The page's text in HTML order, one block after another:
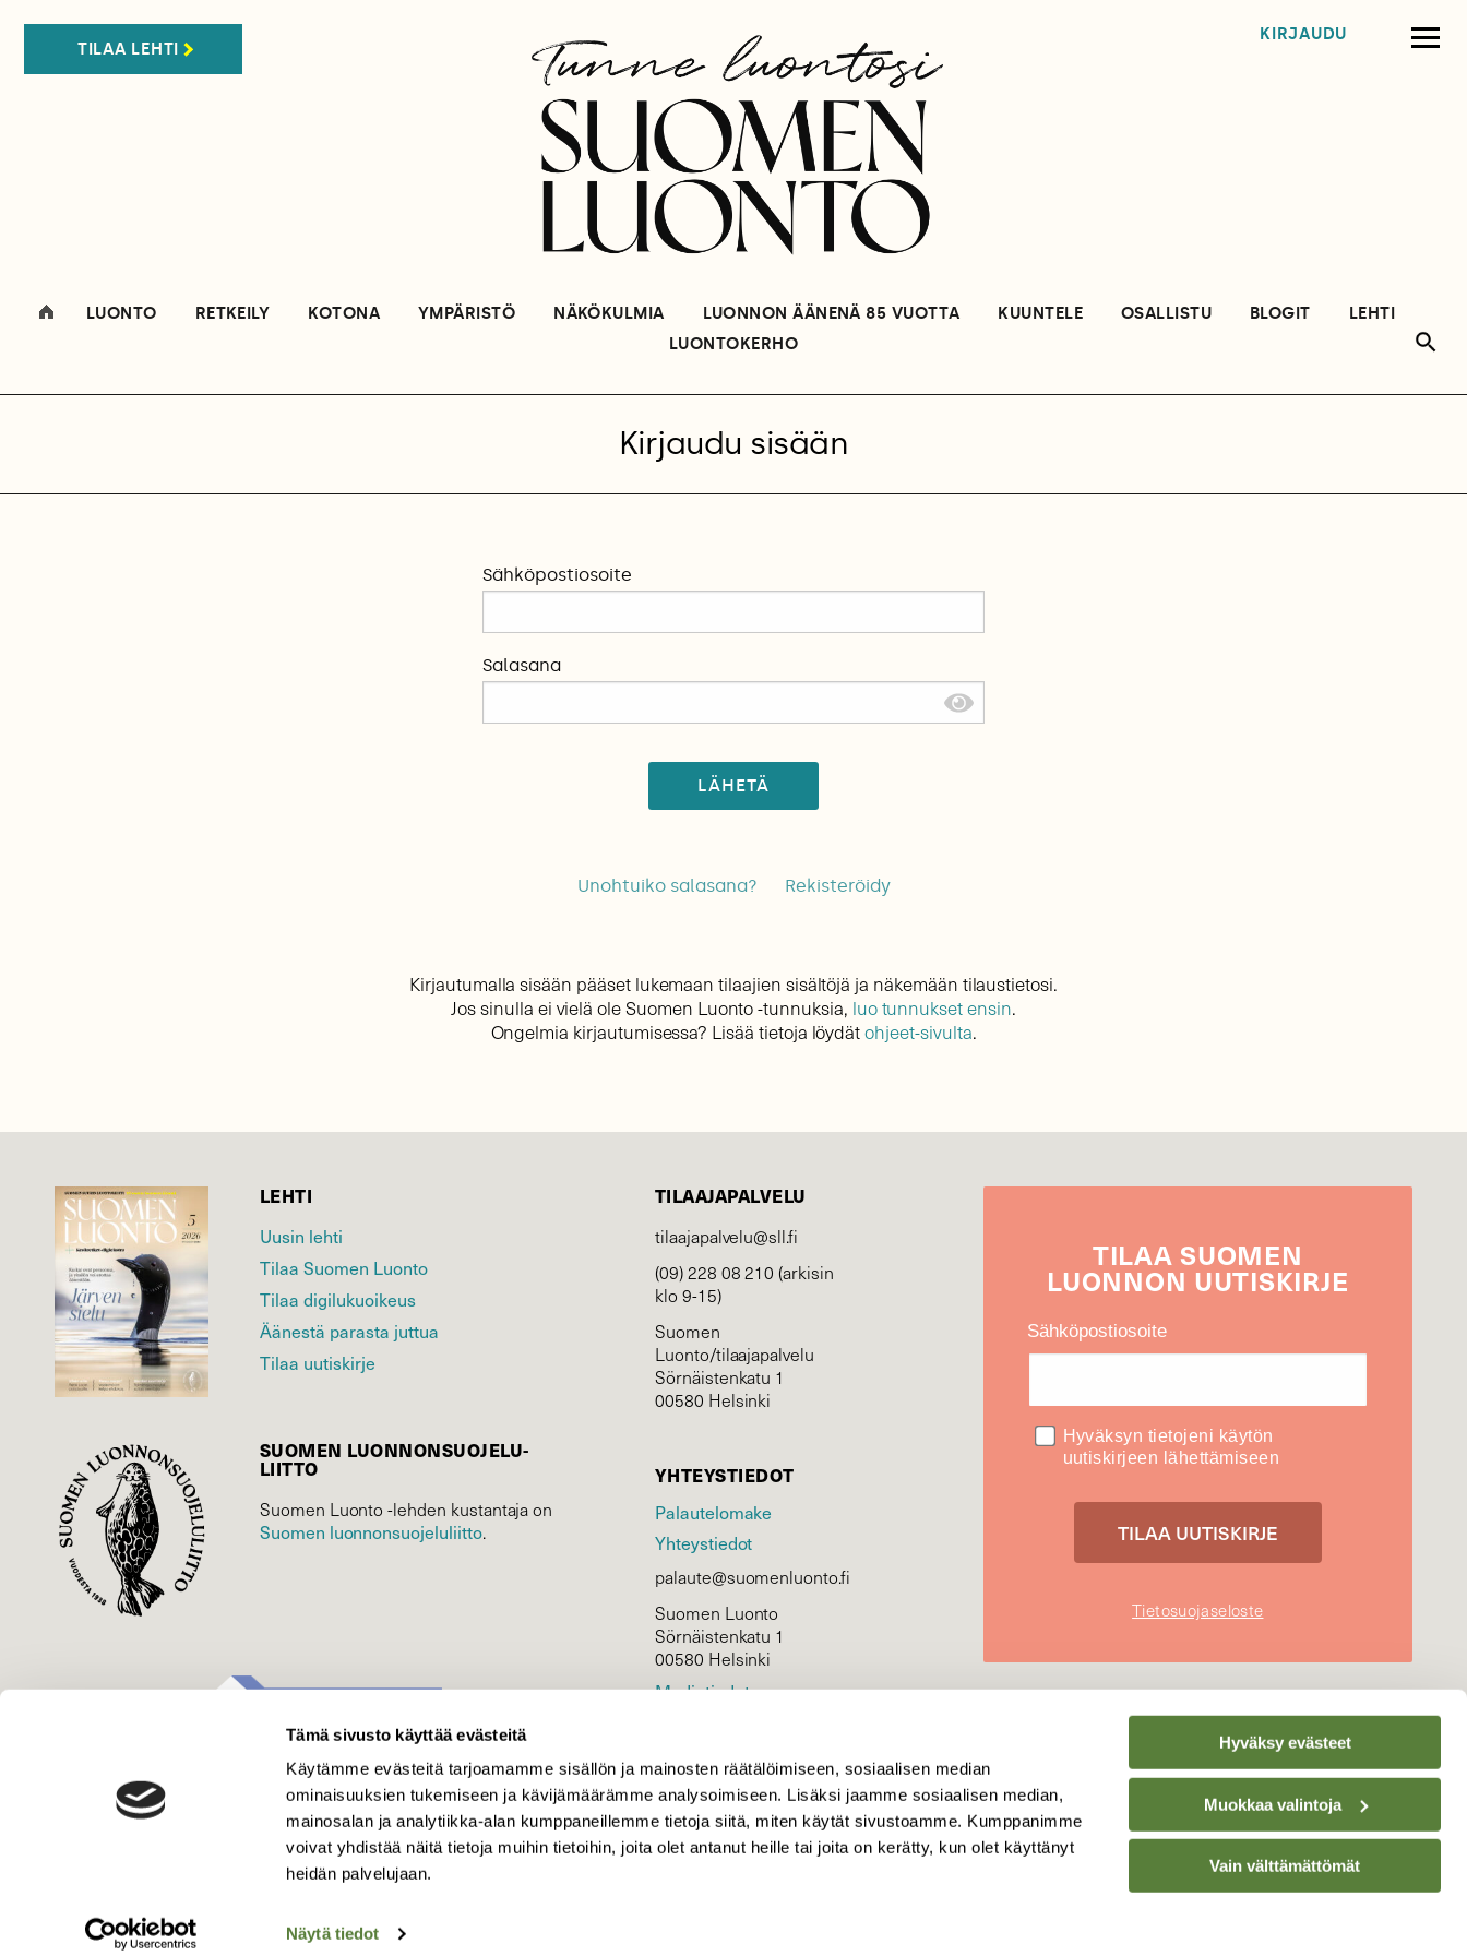
Tämä sivusto käyttää evästeitä
Käytämme evästeitä tarjoamamme sisällön ja mainosten räätälöimiseen, sosiaalisen median
ominaisuuksien tukemiseen ja kävijämäärämme analysoimiseen. Lisäksi jaamme sosiaalisen median,
mainosalan ja analytiikka-alan kumppaneillemme tietoja siitä, miten käytät sivustoamme. Kumppanimme
voivat yhdistää näitä tietoja muihin tietoihin, joita olet antanut heille tai joita on kerätty, kun olet käyttänyt
heidän palvelujaan.
Näytä tiedot
Hyväksy evästeet
Muokkaa valintoja
Vain välttämättömät
TILAA LEHTI
KIRJAUDU
LUONTO RETKEILY KOTONA YMPÄRISTÖ NÄKÖKULMIA LUONNON ÄÄNENÄ 85 VUOTTA KUUNTELE OSALLISTU BLOGIT
LEHTI
LUONTOKERHO
Kirjaudu sisään
Sähköpostiosoite
Salasana
LÄHETÄ
Unohtuiko salasana? Rekisteröidy
Kirjautumalla sisään pääset lukemaan tilaajien sisältöjä ja näkemään tilaustietosi.
Jos sinulla ei vielä ole Suomen Luonto -tunnuksia, luo tunnukset ensin.
Ongelmia kirjautumisessa? Lisää tietoja löydätohjeet-sivulta.
LEHTI
Uusin lehti
Tilaa Suomen Luonto
Tilaa digilukuoikeus
Äänestä parasta juttua
Tilaa uutiskirje
SUOMEN LUONNON­SUOJELU­
LIITTO
Suomen Luonto -lehden kustantaja on
Suomen luonnonsuojelu­liitto.
TILAAJAPALVELU
tilaajapalvelu@sll.fi
(09) 228 08 210 (arkisin
klo 9-15)
Suomen
Luonto/tilaajapalvelu
Sörnäistenkatu 1
00580 Helsinki
YHTEYSTIEDOT
Palautelomake
Yhteystiedot
palaute@suomenluonto.fi
Suomen Luonto
Sörnäistenkatu 1
00580 Helsinki
Mediatiedot
KIRJAUDU
TILAASUOMEN
LUONNON UUTIS­KIRJE
Sähköpostiosoite
Hyväksyn tietojeni käytön
uutiskirjeen lähettämiseen
Tietosuojaseloste